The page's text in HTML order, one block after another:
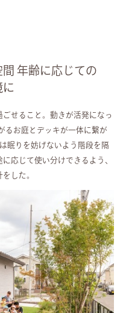
年齢に応じての
に
せること。動きが活発になっ
るお庭とデッキが一体に繋が
眠りを妨げないよう階段を隔
応じて使い分けできるよう、
した。